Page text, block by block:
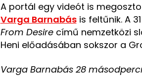
A portál egy videót is
Varga Barnabásis feltűnik. A
From Desirecímű nemzetközi
Heni előadásában sokszor a
Varga Barnabás 28